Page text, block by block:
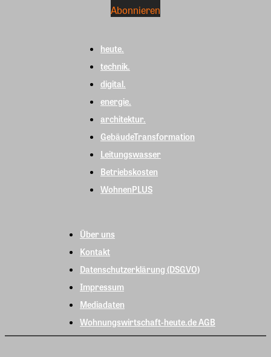
heute.
technik.
digital.
energie.
architektur.
GebäudeTransformation
Leitungswasser
Betriebskosten
WohnenPLUS
Über uns
Kontakt
Datenschutzerklärung (DSGVO)
Impressum
Mediadaten
Wohnungswirtschaft-heute.de AGB